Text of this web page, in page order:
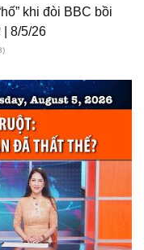
khi đòi BBC bồi
8/5/26